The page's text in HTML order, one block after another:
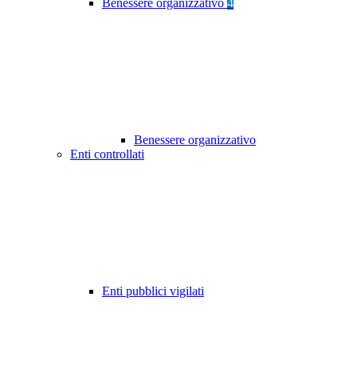
Benessere organizzativo 4
Benessere organizzativo
Enti controllati
Enti pubblici vigilati